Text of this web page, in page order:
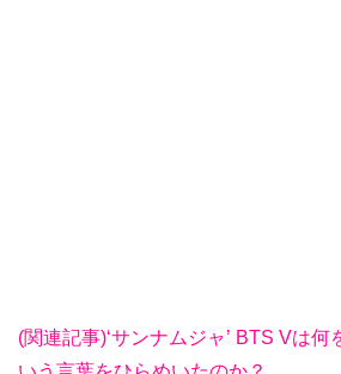
(関連記事)‘サンナムジャ’ BTS Vは何